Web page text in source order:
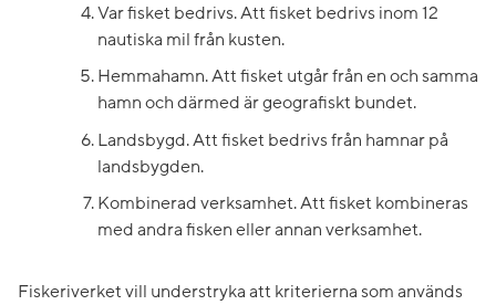
Var fisket bedrivs. Att fisket bedrivs inom 12
nautiska mil från kusten.
Hemmahamn. Att fisket utgår från en och samma
hamn och därmed är geografiskt bundet.
Landsbygd. Att fisket bedrivs från hamnar på
landsbygden.
Kombinerad verksamhet. Att fisket kombineras
med andra fisken eller annan verksamhet.
Fiskeriverket vill understryka att kriterierna som används